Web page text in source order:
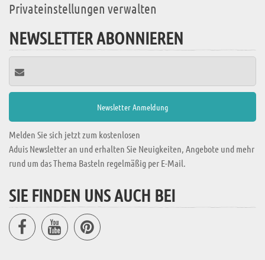
Privateinstellungen verwalten
NEWSLETTER ABONNIEREN
Melden Sie sich jetzt zum kostenlosen
Aduis Newsletter an und erhalten Sie Neuigkeiten, Angebote und mehr
rund um das Thema Basteln regelmäßig per E-Mail.
SIE FINDEN UNS AUCH BEI